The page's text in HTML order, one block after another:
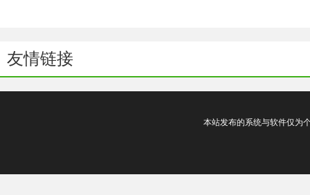
友情链接
本站发布的系统与软件仅为